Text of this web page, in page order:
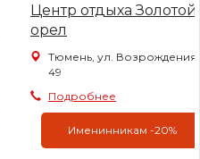
Центр отдыха Золотой
орел
Тюмень, ул. Возрождения,
49
Подробнее
Именинникам -20%